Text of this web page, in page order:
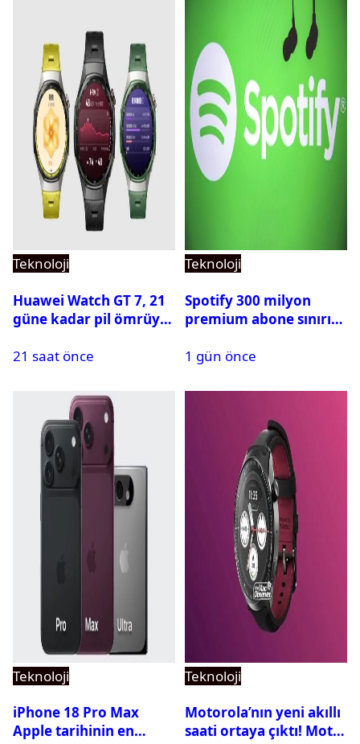
Teknoloji
Huawei Watch GT 7, 21
güne kadar pil ömrüyle
21 saat önce
Teknoloji
Spotify 300 milyon
premium abone sınırını
1 gün önce
Teknoloji
iPhone 18 Pro Max
Apple tarihinin en
Teknoloji
Motorola’nın yeni akıllı
saati ortaya çıktı! Moto